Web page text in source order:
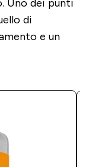
Uno dei punti
di
e un